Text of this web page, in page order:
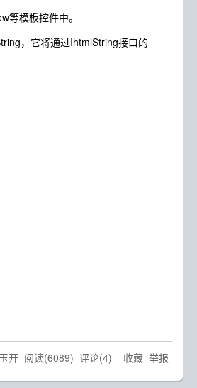
模板控件中。
，它将通过IhtmlString接口的
玉开 阅读(6089) 评论(4) 收藏 举报